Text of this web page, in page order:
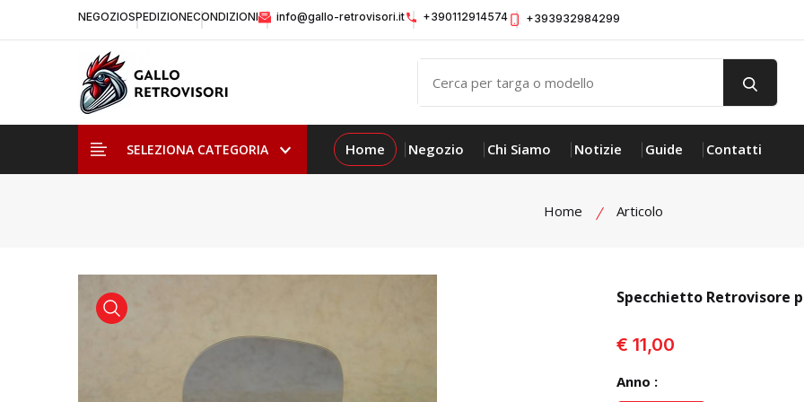
NEGOZIOSPEDIZIONECONDIZIONI info@gallo-retrovisori.it +390112914574 +393932984299
SELEZIONA CATEGORIA Home Negozio Chi Siamo Notizie Guide Contatti
Home Articolo
visualizza prodotto
Specchietto Retrovisore
€ 11,00
Anno :